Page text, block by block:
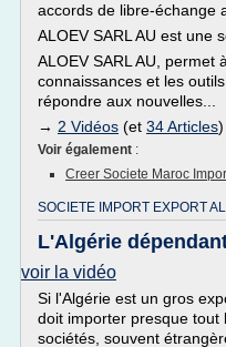
accords de libre-échange
ALOEV SARL AU est une
ALOEV SARL AU, permet
connaissances et les
répondre aux nouvelles...
→ 2 Vidéos (et 34 Articles
Voir également :
Creer Societe Maroc
SOCIETE IMPORT EXPORT
L'Algérie
voir la vidéo
Si l'Algérie est un gros
doit importer presque tout
sociétés, souvent